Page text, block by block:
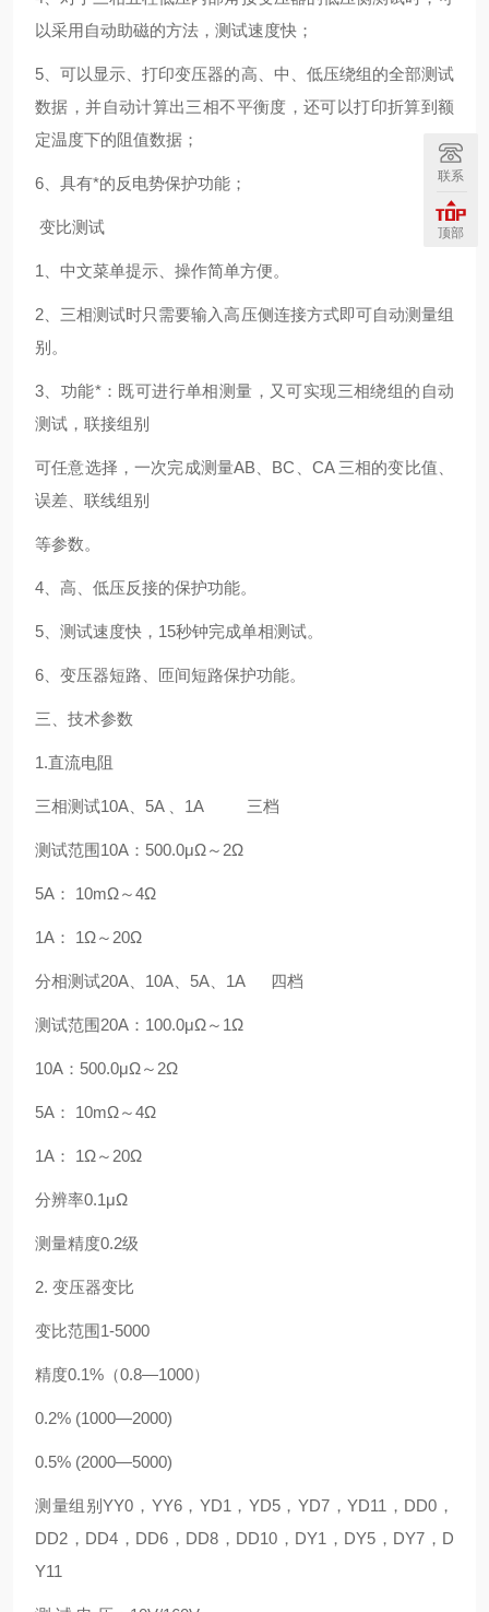
以采用自动助磁的方法，测试速度快；
5、可以显示、打印变压器的高、中、低压绕组的全部测试
数据，并自动计算出三相不平衡度，还可以打印折算到额
定温度下的阻值数据；
6、具有*的反电势保护功能；
变比测试
1、中文菜单提示、操作简单方便。
2、三相测试时只需要输入高压侧连接方式即可自动测量组
别。
3、功能*：既可进行单相测量，又可实现三相绕组的自动
测试，联接组别
可任意选择，一次完成测量AB、BC、CA 三相的变比值、
误差、联线组别
等参数。
4、高、低压反接的保护功能。
5、测试速度快，15秒钟完成单相测试。
6、变压器短路、匝间短路保护功能。
三、技术参数
1.直流电阻
三相测试10A、5A 、1A 三档
测试范围10A：500.0μΩ～2Ω
5A： 10mΩ～4Ω
1A： 1Ω～20Ω
分相测试20A、10A、5A、1A 四档
测试范围20A：100.0μΩ～1Ω
10A：500.0μΩ～2Ω
5A： 10mΩ～4Ω
1A： 1Ω～20Ω
分辨率0.1μΩ
测量精度0.2级
2. 变压器变比
变比范围1-5000
精度0.1%（0.8—1000）
0.2% (1000—2000)
0.5% (2000—5000)
测量组别YY0，YY6，YD1，YD5，YD7，YD11，DD0，
DD2，DD4，DD6，DD8，DD10，DY1，DY5，DY7，D
Y11
联系
顶部